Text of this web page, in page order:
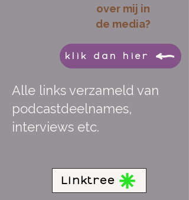
over mij in
de media?
klik dan hier
Alle links verzameld van
podcastdeelnames,
interviews etc.
Linktree